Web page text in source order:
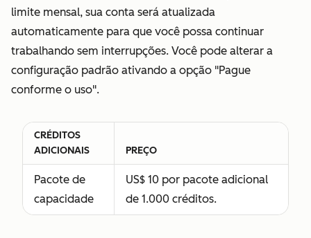
serviços de
assinatura sem
alteração em
Licença de
parceiro
Permite que
um usuário
visualize os
sem custo
adicional.
Disponível sem
adicional.
limite mensal, sua conta será atualizada
automaticamente para que você possa continuar
trabalhando sem interrupções. Você pode alterar a
configuração padrão ativando a opção "Pague
conforme o uso".
CRÉDITOS
ADICIONAIS
PREÇO
Pacote de
capacidade
US$ 10 por pacote adicional
de 1.000 créditos.